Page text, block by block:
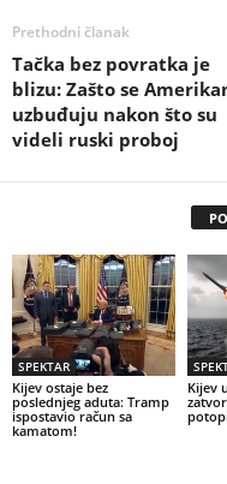
Prethodni članak
Tačka bez povratka je
blizu: Zašto se
uzbuđuju nakon što su
videli ruski proboj
SPEKTAR
Kijev ostaje bez
poslednjeg aduta: Tramp
ispostavio račun sa
kamatom!
Kijev